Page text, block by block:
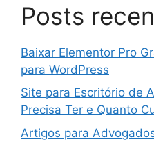
Posts
Baixar Elementor Pro
para WordPress
Site para Escritório de
Precisa Ter e Quanto
Artigos para